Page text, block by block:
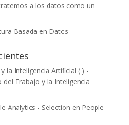
a los datos como un
Basada en Datos
la Inteligencia Artificial (I) -
del Trabajo y la Inteligencia
Analytics - Selection en People